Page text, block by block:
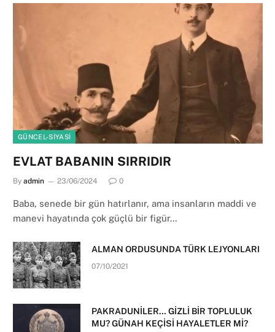
GÜNCEL-SIYASI
EVLAT BABANIN SIRRIDIR
By admin 23/06/2024 0
Baba, senede bir gün hatırlanır, ama insanların maddi ve
manevi hayatında çok güçlü bir figür…
ALMAN ORDUSUNDA TÜRK LEJYONLARI
07/10/2021
PAKRADUNİLER… GİZLİ BİR TOPLULUK
MU? GÜNAH KEÇİSİ HAYALETLER Mİ?